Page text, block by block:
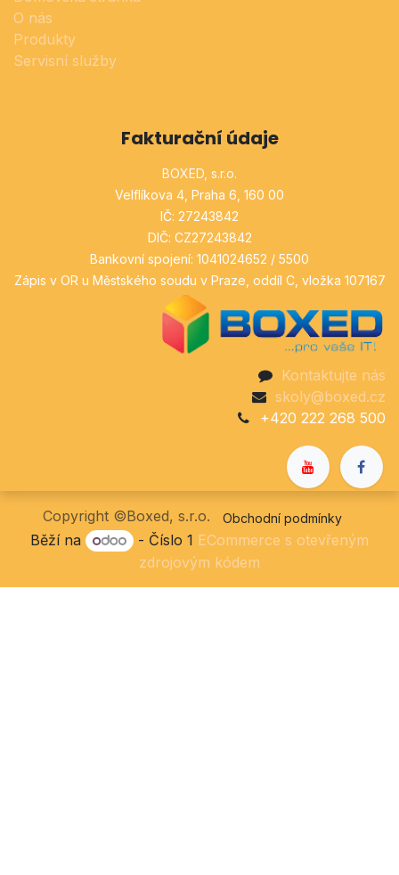
O nás
Produkty
Servisní služby
Fakturační údaje
BOXED, s.r.o.
Velflíkova 4, Praha 6, 160 00
IČ: 27243842
DIČ: CZ27243842
Bankovní spojení: 1041024652 / 5500
Zápis v OR u Městského soudu v Praze, oddíl C, vložka 107167
Kontaktujte nás
skoly@boxed.cz
+420 222 268 500
Copyright ©Boxed, s.r.o. Obchodní podmínky
Běží na - Číslo 1 ECommerce s otevřeným
zdrojovým kódem